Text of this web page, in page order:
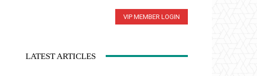
VIP MEMBER LOGIN
LATEST ARTICLES